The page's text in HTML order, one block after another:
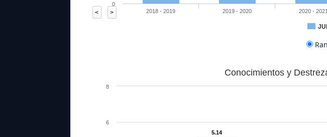
< > 2018 - 2019 2019 - 2020 2020 - 2021
0
Conocimientos y
5.14
6
8